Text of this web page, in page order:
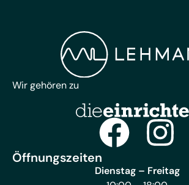
Wir gehören zu
Öffnungszeiten
Dienstag – Freitag